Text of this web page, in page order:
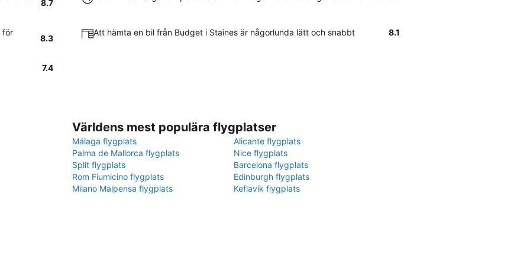
8.7
för
8.3
Att hämta en bil från Budget i Staines är någorlunda lätt och snabbt 8.1
7.4
Världens mest populära flygplatser
Málaga flygplats
Alicante flygplats
Palma de Mallorca flygplats
Nice flygplats
Split flygplats
Barcelona flygplats
Rom Fiumicino flygplats
Edinburgh flygplats
Milano Malpensa flygplats
Keflavík flygplats